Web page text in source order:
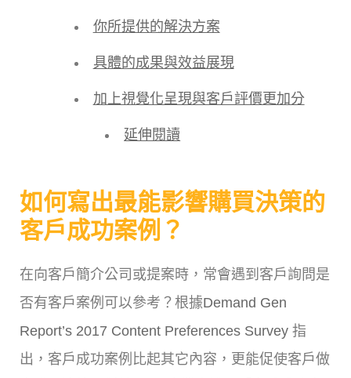
你所提供的解決方案
具體的成果與效益展現
加上視覺化呈現與客戶評價更加分
延伸閱讀
如何寫出最能影響購買決策的
客戶成功案例？
在向客戶簡介公司或提案時，常會遇到客戶詢問是
否有客戶案例可以參考？根據Demand Gen
Report’s 2017 Content Preferences Survey 指
出，客戶成功案例比起其它內容，更能促使客戶做